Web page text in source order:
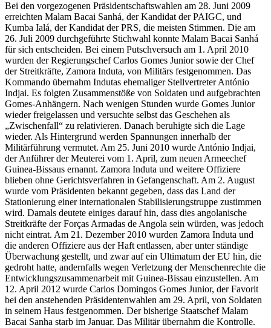
Bei den vorgezogenen Präsidentschaftswahlen am 28. Juni 2009
erreichten Malam Bacai Sanhá, der Kandidat der PAIGC, und
Kumba Ialá, der Kandidat der PRS, die meisten Stimmen. Die am
26. Juli 2009 durchgeführte Stichwahl konnte Malam Bacai Sanhá
für sich entscheiden. Bei einem Putschversuch am 1. April 2010
wurden der Regierungschef Carlos Gomes Junior sowie der Chef
der Streitkräfte, Zamora Induta, von Militärs festgenommen. Das
Kommando übernahm Indutas ehemaliger Stellvertreter António
Indjai. Es folgten Zusammenstöße von Soldaten und aufgebrachten
Gomes-Anhängern. Nach wenigen Stunden wurde Gomes Junior
wieder freigelassen und versuchte selbst das Geschehen als
„Zwischenfall“ zu relativieren. Danach beruhigte sich die Lage
wieder. Als Hintergrund werden Spannungen innerhalb der
Militärführung vermutet. Am 25. Juni 2010 wurde António Indjai,
der Anführer der Meuterei vom 1. April, zum neuen Armeechef
Guinea-Bissaus ernannt. Zamora Induta und weitere Offiziere
blieben ohne Gerichtsverfahren in Gefangenschaft. Am 2. August
wurde vom Präsidenten bekannt gegeben, dass das Land der
Stationierung einer internationalen Stabilisierungstruppe zustimmen
wird. Damals deutete einiges darauf hin, dass dies angolanische
Streitkräfte der Forças Armadas de Angola sein würden, was jedoch
nicht eintrat. Am 21. Dezember 2010 wurden Zamora Induta und
die anderen Offiziere aus der Haft entlassen, aber unter ständige
Überwachung gestellt, und zwar auf ein Ultimatum der EU hin, die
gedroht hatte, andernfalls wegen Verletzung der Menschenrechte die
Entwicklungszusammenarbeit mit Guinea-Bissau einzustellen. Am
12. April 2012 wurde Carlos Domingos Gomes Junior, der Favorit
bei den anstehenden Präsidentenwahlen am 29. April, von Soldaten
in seinem Haus festgenommen. Der bisherige Staatschef Malam
Bacai Sanha starb im Januar. Das Militär übernahm die Kontrolle.